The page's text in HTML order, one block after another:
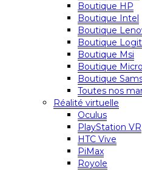
Boutique HP
Boutique Intel
Boutique
Boutique
Boutique Msi
Boutique
Boutique
Toutes nos
Réalité virtuelle
Oculus
PlayStation VR
HTC Vive
PiMax
Royole